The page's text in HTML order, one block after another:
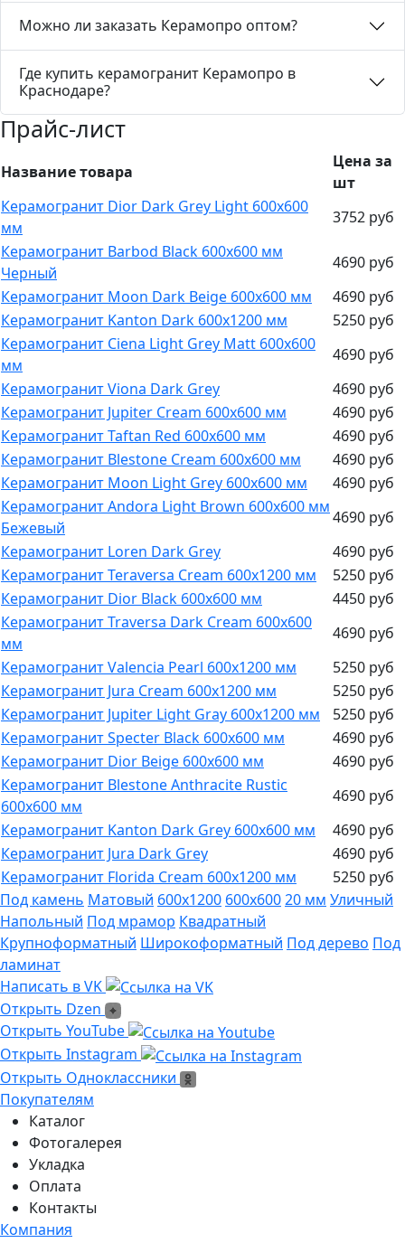
Можно ли заказать Керамопро оптом?
Где купить керамогранит Керамопро в
Краснодаре?
Прайс-лист
Название товара
Цена за
шт
Керамогранит Dior Dark Grey Light 600х600
мм
3752 руб
Керамогранит Barbod Black 600х600 мм
Черный
4690 руб
Керамогранит Moon Dark Beige 600х600 мм
4690 руб
Керамогранит Kanton Dark 600х1200 мм
5250 руб
Керамогранит Ciena Light Grey Matt 600х600
мм
4690 руб
Керамогранит Viona Dark Grey
4690 руб
Керамогранит Jupiter Cream 600х600 мм
4690 руб
Керамогранит Taftan Red 600х600 мм
4690 руб
Керамогранит Blestone Cream 600х600 мм
4690 руб
Керамогранит Moon Light Grey 600х600 мм
4690 руб
Керамогранит Andora Light Brown 600х600 мм
Бежевый
4690 руб
Керамогранит Loren Dark Grey
4690 руб
Керамогранит Teraversa Cream 600х1200 мм
5250 руб
Керамогранит Dior Black 600х600 мм
4450 руб
Керамогранит Traversa Dark Cream 600х600
мм
4690 руб
Керамогранит Valencia Pearl 600х1200 мм
5250 руб
Керамогранит Jura Cream 600х1200 мм
5250 руб
Керамогранит Jupiter Light Gray 600х1200 мм
5250 руб
Керамогранит Specter Black 600х600 мм
4690 руб
Керамогранит Dior Beige 600х600 мм
4690 руб
Керамогранит Blestone Anthracite Rustic
600х600 мм
4690 руб
Керамогранит Kanton Dark Grey 600х600 мм
4690 руб
Керамогранит Jura Dark Grey
4690 руб
Керамогранит Florida Cream 600х1200 мм
5250 руб
Под камень Матовый 600х1200 600х60020 мм Уличный
Напольный Под мрамор Квадратный
Крупноформатный Широкоформатный Под дерево Под
ламинат
Написать в VK
Написать в VK
Открыть Dzen
Открыть Dzen
Ссылка на Youtube
Открыть YouTube
Ссылка на Instagram
Открыть Instagram
Открыть Одноклассники
Открыть Одноклассники
Покупателям
Каталог
Фотогалерея
Укладка
Оплата
Контакты
Компания